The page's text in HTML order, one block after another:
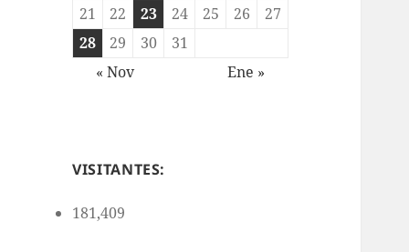
21
22 23 24 25 26
27
28
29 30
31
« Nov
Ene »
VISITANTES:
181,409